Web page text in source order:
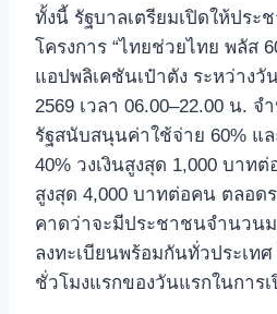
ทั้งนี้ รัฐบาลเตรียมเปิดให้ประ
โครงการ “ไทยช่วยไทย พลัส
แอปพลิเคชันเป๋าตัง ระหว่างวั
2569 เวลา 06.00–22.00 น.
รัฐสนับสนุนค่าใช้จ่าย 60% แ
40% วงเงินสูงสุด 1,000 บาท
สูงสุด 4,000 บาทต่อคน ตลอด
คาดว่าจะมีประชาชนจำนวนม
ลงทะเบียนพร้อมกันทั่วประเท
ชั่วโมงแรกของวันแรกในการ